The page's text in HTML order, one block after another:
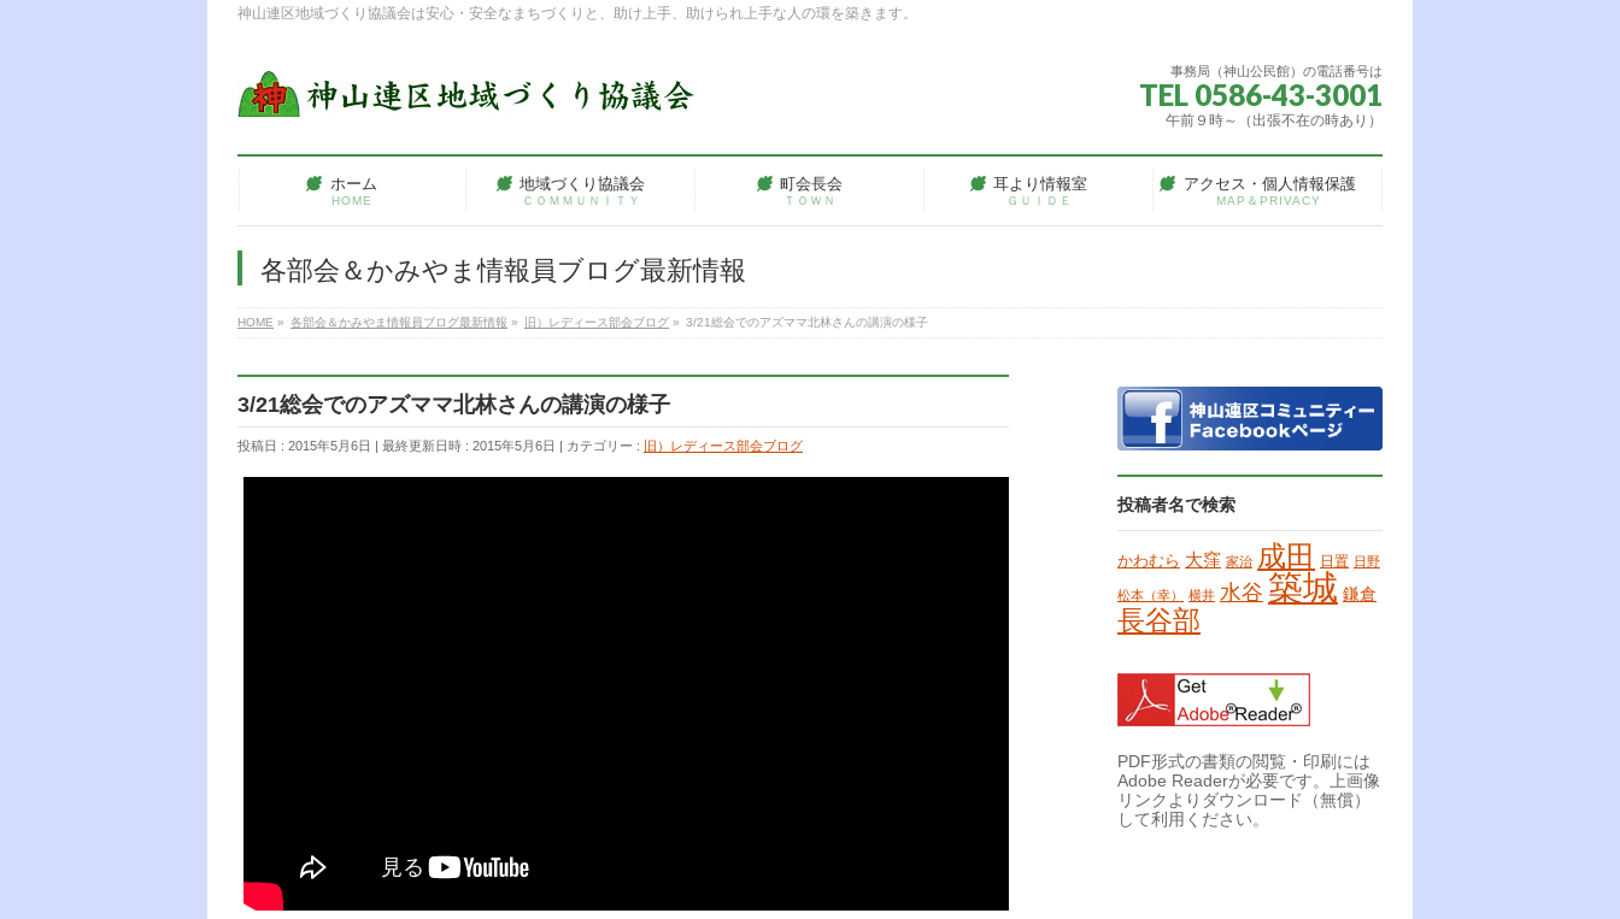
神山連区地域づくり協議会は安心・安全なまちづくりと、助け上手、助けられ上手な人の環を築きます。
事務局（神山公民館）の電話番号は
TEL 0586-43-3001
午前９時～（出張不在の時あり）
ホーム
HOME
地域づくり協議会
ＣＯＭＭＵＮＩＴＹ
町会長会
ＴＯＷＮ
耳より情報室
ＧＵＩＤＥ
アクセス・個人情報保護
MAP＆PRIVACY
各部会＆かみやま情報員ブログ最新情報
HOME » 各部会＆かみやま情報員ブログ最新情報 » 旧）レディース部会ブログ » 3/21総会でのアズママ北林さんの講演の様子
3/21総会でのアズママ北林さんの講演の様子
投稿日 : 2015年5月6日 最終更新日時 : 2015年5月6日 カテゴリー : 旧）レディース部会ブログ
投稿者名で検索
かわむら 大窪 家治 成田 日置 日野
松本（幸） 横井 水谷 築城 鎌倉
長谷部
PDF形式の書類の閲覧・印刷には
Adobe Readerが必要です。上画像
リンクよりダウンロード（無償）
して利用ください。